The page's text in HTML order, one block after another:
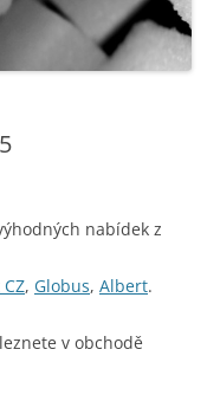
nabídek z
, Globus, Albert.
v obchodě